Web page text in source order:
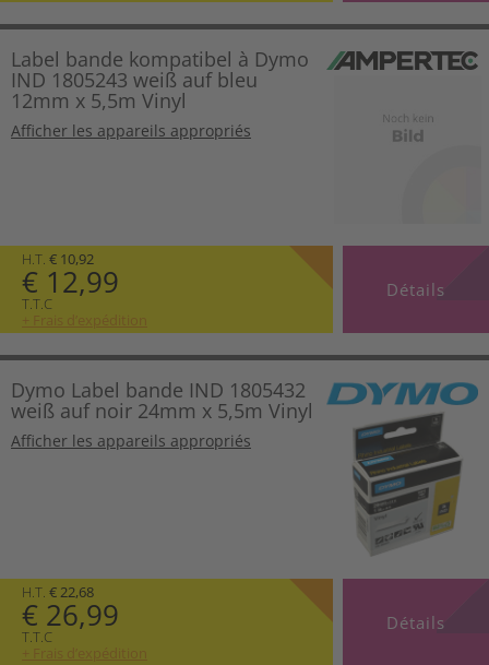
Label bande kompatibel à Dymo
IND 1805243 weiß auf bleu
12mm x 5,5m Vinyl
Afficher les appareils appropriés
H.T. € 10,92
€ 12,99
T.T.C
+ Frais d’expédition
Détails
Dymo Label bande IND 1805432
weiß auf noir 24mm x 5,5m Vinyl
Afficher les appareils appropriés
H.T. € 22,68
€ 26,99
T.T.C
+ Frais d’expédition
Détails